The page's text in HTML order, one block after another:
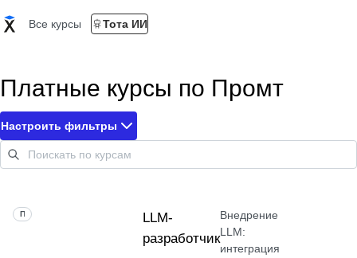
Все курсы Тота ИИ
Платные курсы по Промт
Настроить фильтры
ПРОФЕССИЯ
LLM-
разработчик
Внедрение
LLM:
интеграция